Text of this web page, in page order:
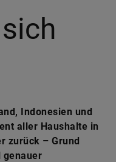
Indonesien und
aller Haushalte in
zurück – Grund
genauer